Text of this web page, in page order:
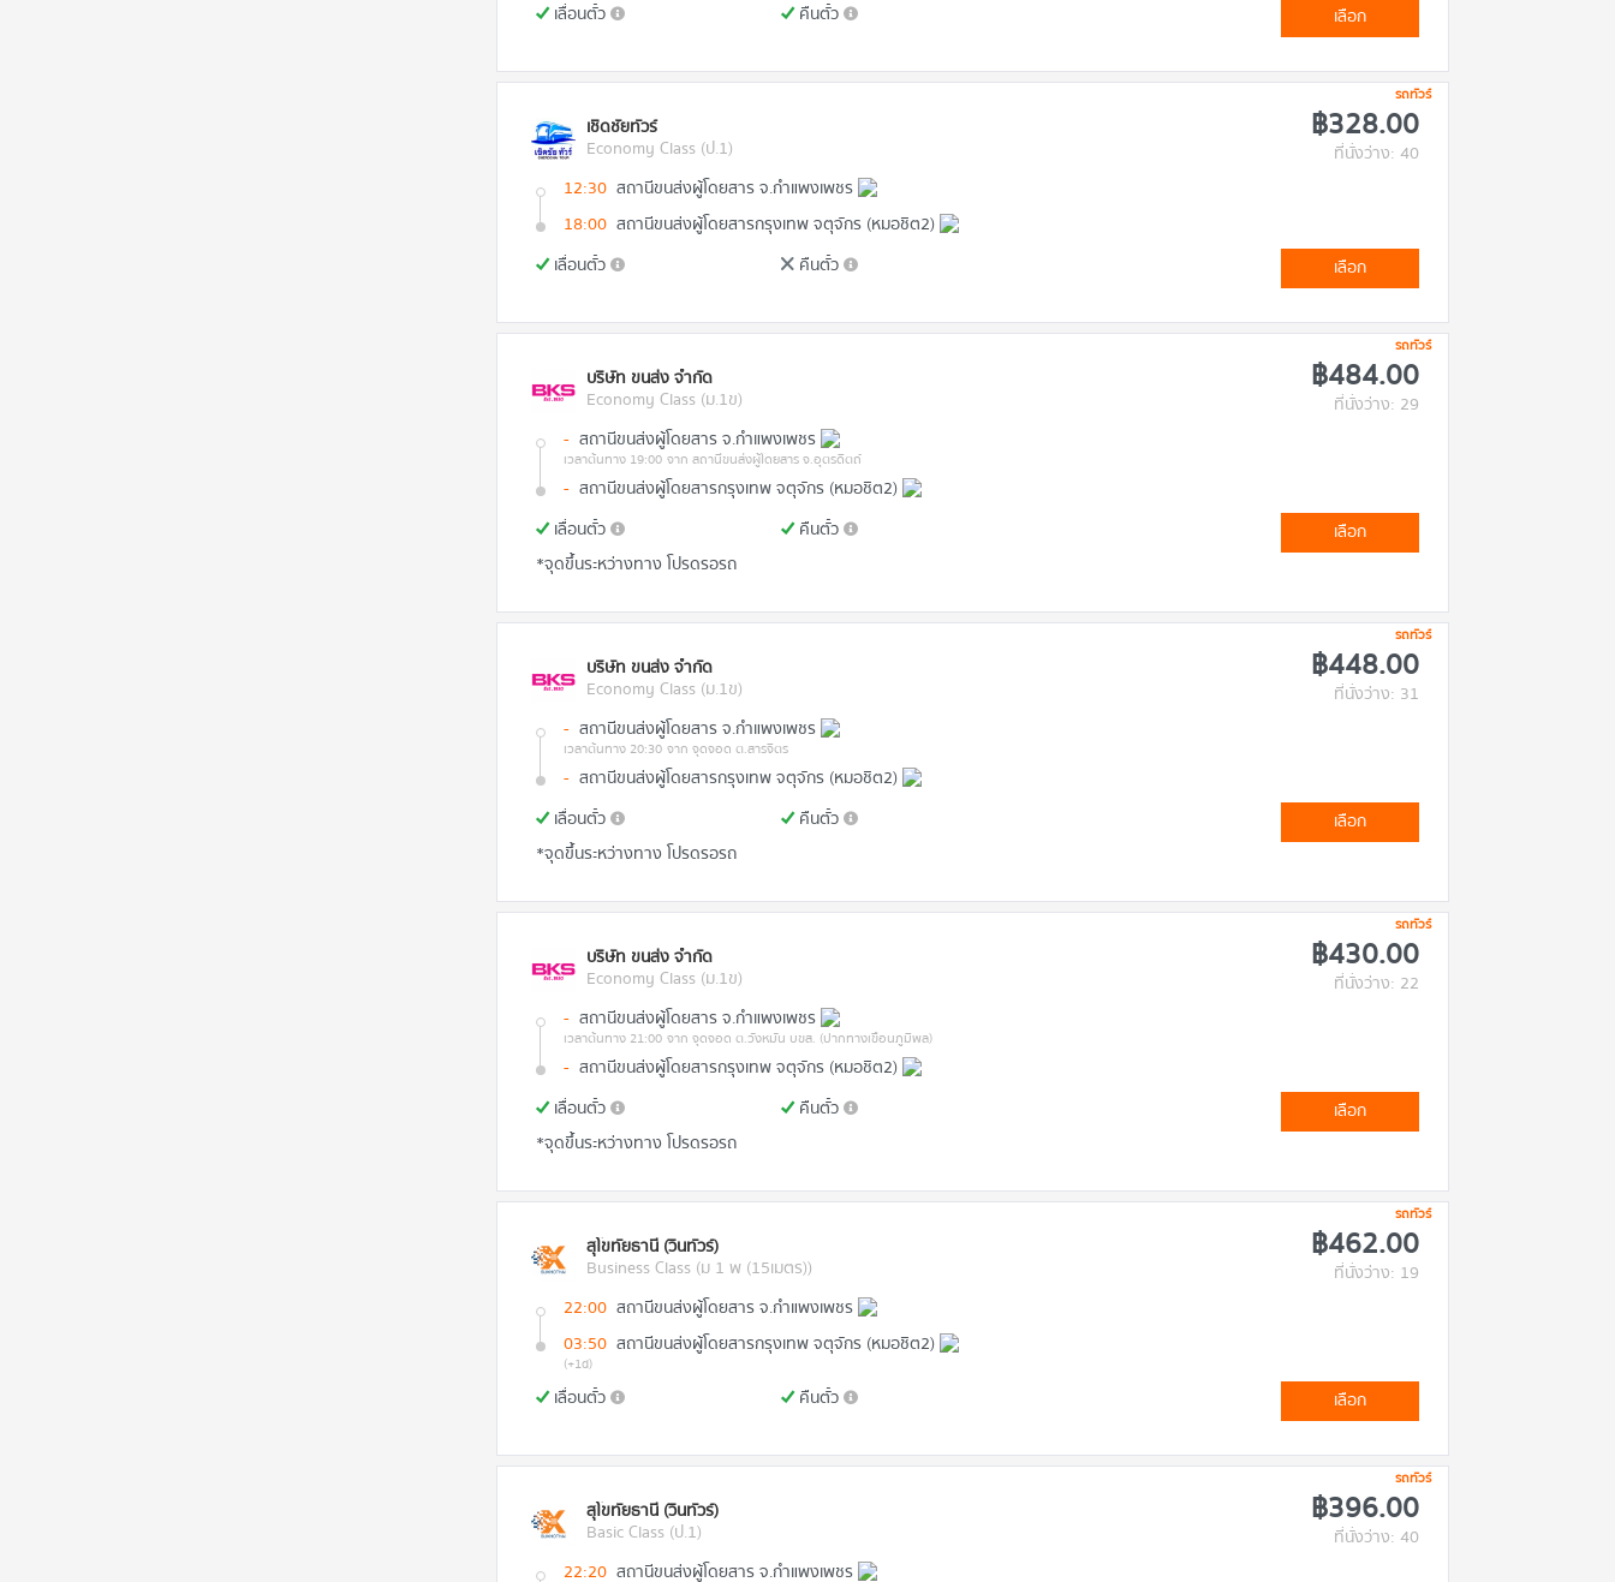
เลื่อนตั๋ว
คืนตั๋ว เลือก
รถทัวร์
เชิดชัยทัวร์
Economy Class (ป.1)
฿328.00
ที่นั่งว่าง: 40
12:30 สถานีขนส่งผู้โดยสาร จ.กำแพงเพชร
18:00 สถานีขนส่งผู้โดยสารกรุงเทพ จตุจักร (หมอชิต2)
เลื่อนตั๋ว
คืนตั๋ว เลือก
รถทัวร์
บริษัท ขนส่ง จำกัด
Economy Class (ม.1ข)
฿484.00
ที่นั่งว่าง: 29
- สถานีขนส่งผู้โดยสาร จ.กำแพงเพชร
เวลาต้นทาง 19:00 จาก สถานีขนส่งผู้โดยสาร จ.อุตรดิตถ์
- สถานีขนส่งผู้โดยสารกรุงเทพ จตุจักร (หมอชิต2)
เลื่อนตั๋ว
คืนตั๋ว
*จุดขึ้นระหว่างทาง โปรดรอรถ
เลือก
รถทัวร์
บริษัท ขนส่ง จำกัด
Economy Class (ม.1ข)
฿448.00
ที่นั่งว่าง: 31
- สถานีขนส่งผู้โดยสาร จ.กำแพงเพชร
เวลาต้นทาง 20:30 จาก จุดจอด ต.สารจิตร
- สถานีขนส่งผู้โดยสารกรุงเทพ จตุจักร (หมอชิต2)
เลื่อนตั๋ว
คืนตั๋ว
*จุดขึ้นระหว่างทาง โปรดรอรถ
เลือก
รถทัวร์
บริษัท ขนส่ง จำกัด
Economy Class (ม.1ข)
฿430.00
ที่นั่งว่าง: 22
- สถานีขนส่งผู้โดยสาร จ.กำแพงเพชร
เวลาต้นทาง 21:00 จาก จุดจอด ต.วังหมัน บขส. (ปากทางเขื่อนภูมิพล)
- สถานีขนส่งผู้โดยสารกรุงเทพ จตุจักร (หมอชิต2)
เลื่อนตั๋ว
คืนตั๋ว
*จุดขึ้นระหว่างทาง โปรดรอรถ
เลือก
รถทัวร์
สุโขทัยธานี (วินทัวร์)
Business Class (ม 1 พ (15เมตร))
฿462.00
ที่นั่งว่าง: 19
22:00 สถานีขนส่งผู้โดยสาร จ.กำแพงเพชร
03:50 สถานีขนส่งผู้โดยสารกรุงเทพ จตุจักร (หมอชิต2)
(+1d)
เลื่อนตั๋ว คืนตั๋ว เลือก
รถทัวร์
สุโขทัยธานี (วินทัวร์)
Basic Class (ป.1)
฿396.00
ที่นั่งว่าง: 40
22:20 สถานีขนส่งผู้โดยสาร จ.กำแพงเพชร